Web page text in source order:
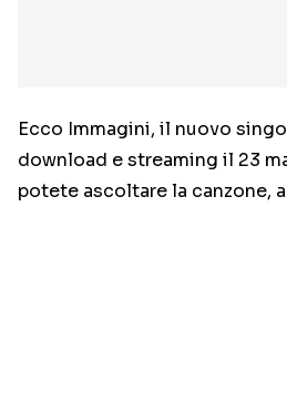
Ecco Immagini, il nuovo
download e streaming il 23
potete ascoltare la canzone,